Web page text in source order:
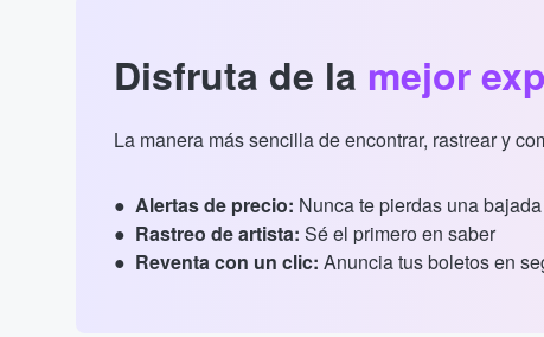
Disfruta de la mejor
La manera más sencilla de encontrar, rastrear y
Alertas de precio: Nunca te pierdas una
Rastreo de artista: Sé el primero en saber
Reventa con un clic: Anuncia tus boletos en